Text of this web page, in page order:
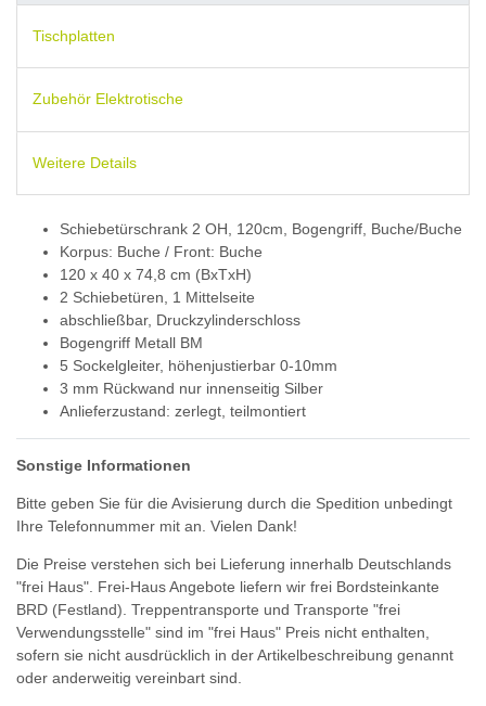
Tischplatten
Zubehör Elektrotische
Weitere Details
Schiebetürschrank 2 OH, 120cm, Bogengriff, Buche/Buche
Korpus: Buche / Front: Buche
120 x 40 x 74,8 cm (BxTxH)
2 Schiebetüren, 1 Mittelseite
abschließbar, Druckzylinderschloss
Bogengriff Metall BM
5 Sockelgleiter, höhenjustierbar 0-10mm
3 mm Rückwand nur innenseitig Silber
Anlieferzustand: zerlegt, teilmontiert
Sonstige Informationen
Bitte geben Sie für die Avisierung durch die Spedition unbedingt
Ihre Telefonnummer mit an. Vielen Dank!
Die Preise verstehen sich bei Lieferung innerhalb Deutschlands
"frei Haus". Frei-Haus Angebote liefern wir frei Bordsteinkante
BRD (Festland). Treppentransporte und Transporte "frei
Verwendungsstelle" sind im "frei Haus" Preis nicht enthalten,
sofern sie nicht ausdrücklich in der Artikelbeschreibung genannt
oder anderweitig vereinbart sind.